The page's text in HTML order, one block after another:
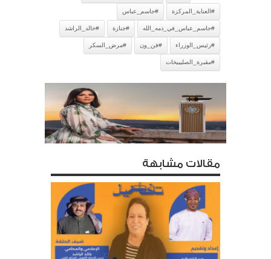
#العناية_المركزة #جاسم_عباس
#جاسم_عباس_في_ذمه_الله #جنازة #خالد_الراشد
#رئيس_الوزراء #فن_ون #مرض_السكر
#مقبرة_الصليبيخات
مقالات مشابهة